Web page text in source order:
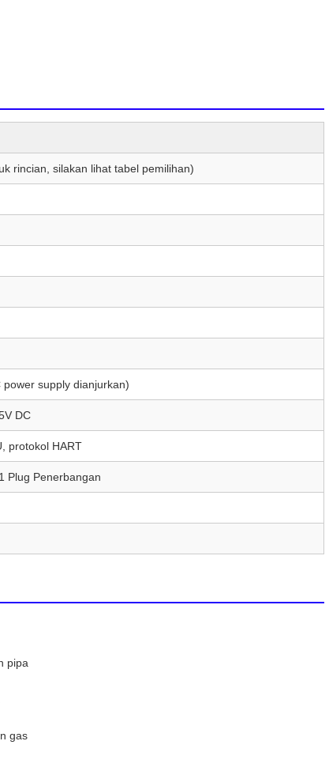
rincian, silakan lihat tabel pemilihan)
power supply dianjurkan)
DC
protokol HART
Plug Penerbangan
pipa
gas